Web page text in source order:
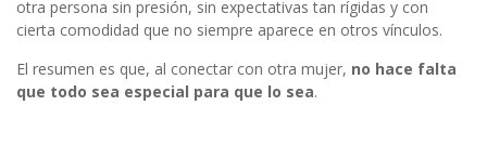
otra persona sin presión, sin expectativas tan rígidas y con
cierta comodidad que no siempre aparece en otros vínculos.
El resumen es que, al conectar con otra mujer, no hace falta
que todo sea especial para que lo sea.